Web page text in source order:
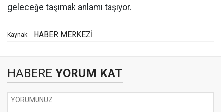
geleceğe taşımak anlamı taşıyor.
Kaynak: HABER MERKEZİ
HABERE YORUM KAT